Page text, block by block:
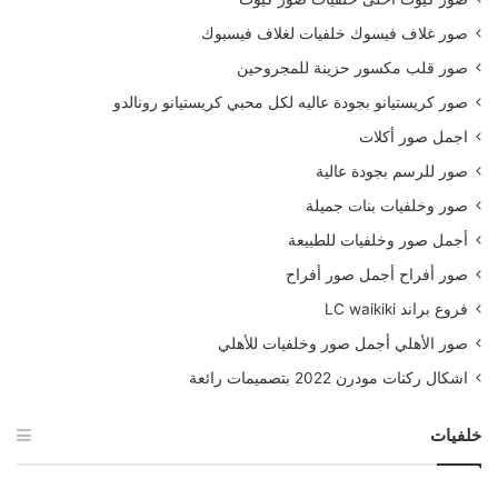
صور غلاف فيسوك خلفيات لغلاف فيسبوك
صور قلب مكسور حزينة للمجروحين
صور كريستيانو بجودة عاليه لكل محبي كريستيانو رونالدو
اجمل صور أكلات
صور للرسم بجودة عالية
صور وخلفيات بنات جميلة
أجمل صور وخلفيات للطبيعة
صور أفراح أجمل صور أفراح
فروع براند LC waikiki
صور الأهلي أجمل صور وخلفيات للأهلي
اشكال ركنات مودرن 2022 بتصميمات رائعة
خلفيات